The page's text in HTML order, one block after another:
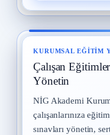
KURUMSAL EĞITIM
Çalışan
Yönetin
NİG Akademi
çalışanlarınıza
sınavları yönetin,